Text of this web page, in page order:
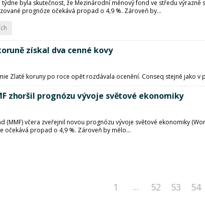
byla skutečnost, že Mezinárodní měnový fond ve středu
prognóze očekává propad o 4,9 %. Zároveň by...
získal dva cenné kovy
Zlaté koruny po roce opět rozdávala ocenění. Conseq stejně
zhoršil prognózu vývoje světové ekonomiky
(MMF) včera zveřejnil novou prognózu vývoje světové ekonomiky
očekává propad o 4,9 %. Zároveň by mělo...
1 ... 52 53 54